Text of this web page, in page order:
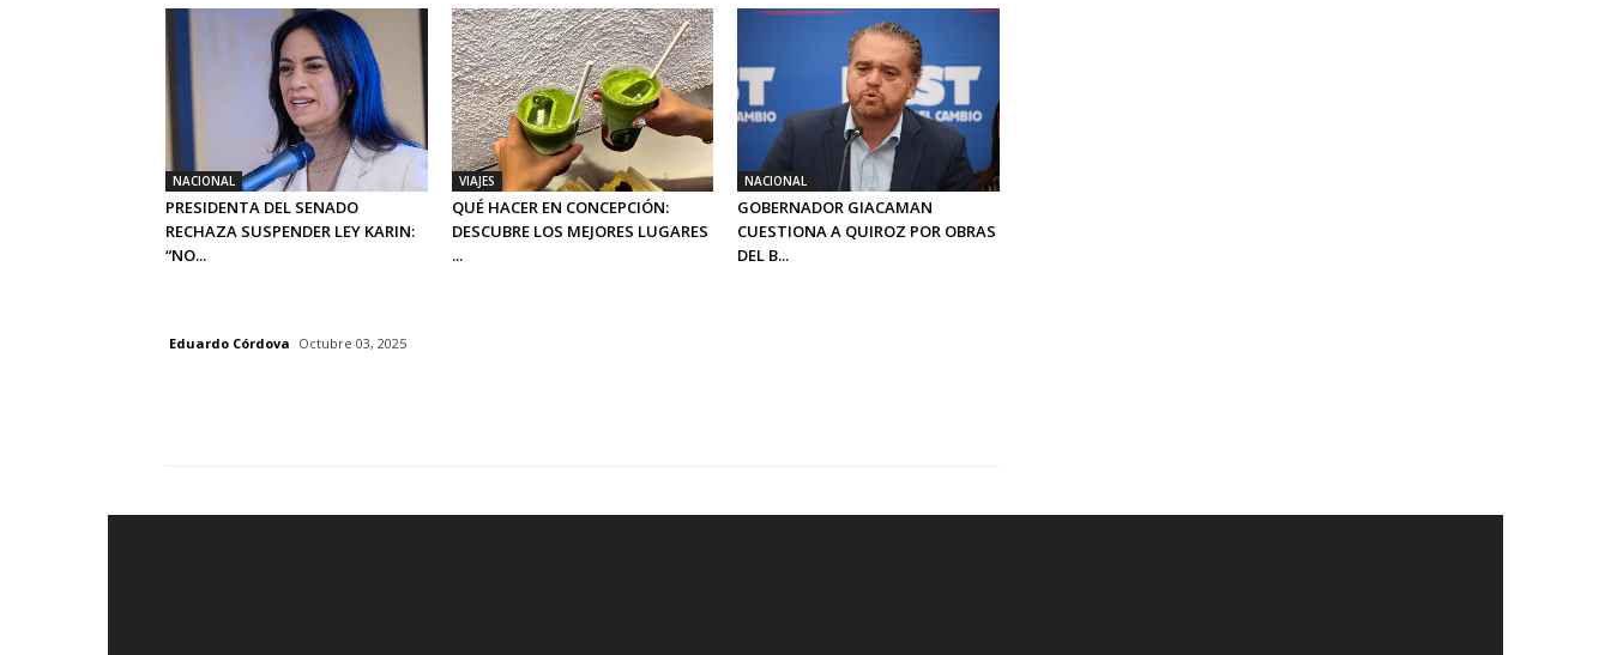
NACIONAL
PRESIDENTA DEL SENADO
RECHAZA SUSPENDER LEY KARIN:
“NO...
VIAJES
QUÉ HACER EN CONCEPCIÓN:
DESCUBRE LOS MEJORES LUGARES
...
NACIONAL
GOBERNADOR GIACAMAN
CUESTIONA A QUIROZ POR OBRAS
DEL B...
Eduardo Córdova Octubre 03, 2025